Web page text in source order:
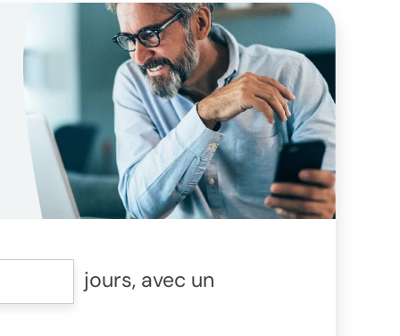
jours, avec un